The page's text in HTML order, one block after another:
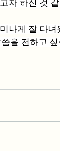
자 하신 것
나게 잘 다녀
을 전하고 싶